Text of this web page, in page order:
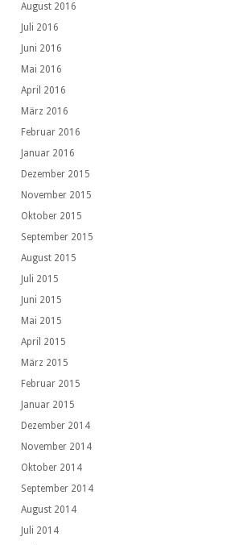
August 2016
Juli 2016
Juni 2016
Mai 2016
April 2016
März 2016
Februar 2016
Januar 2016
Dezember 2015
November 2015
Oktober 2015
September 2015
August 2015
Juli 2015
Juni 2015
Mai 2015
April 2015
März 2015
Februar 2015
Januar 2015
Dezember 2014
November 2014
Oktober 2014
September 2014
August 2014
Juli 2014